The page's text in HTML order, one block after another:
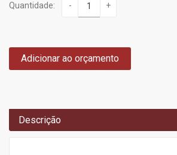
Quantidade: - +
Adicionar ao orçamento
Descrição